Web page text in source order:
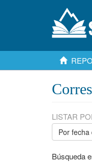
LISTAR
Por fecha
Búsqueda